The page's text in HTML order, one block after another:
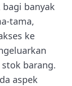
banyak
tama,
ke
barang.
aspek